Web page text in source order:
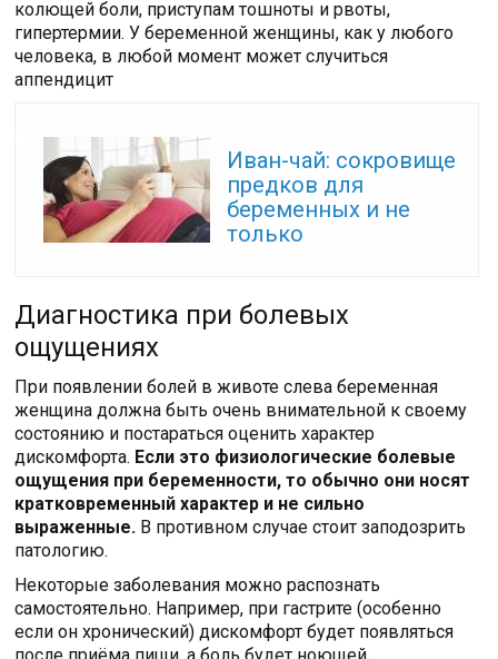
колющей боли, приступам тошноты и рвоты,
гипертермии. У беременной женщины, как у любого
человека, в любой момент может случиться
аппендицит
Иван-чай: сокровище
предков для
беременных и не
только
Диагностика при болевых
ощущениях
При появлении болей в животе слева беременная
женщина должна быть очень внимательной к своему
состоянию и постараться оценить характер
дискомфорта. Если это физиологические болевые
ощущения при беременности, то обычно они носят
кратковременный характер и не сильно
выраженные. В противном случае стоит заподозрить
патологию.
Некоторые заболевания можно распознать
самостоятельно. Например, при гастрите (особенно
если он хронический) дискомфорт будет появляться